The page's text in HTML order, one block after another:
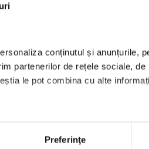
conținutul și anunțurile,
partenerilor de rețele sociale,
le pot combina cu alte
Preferinţe